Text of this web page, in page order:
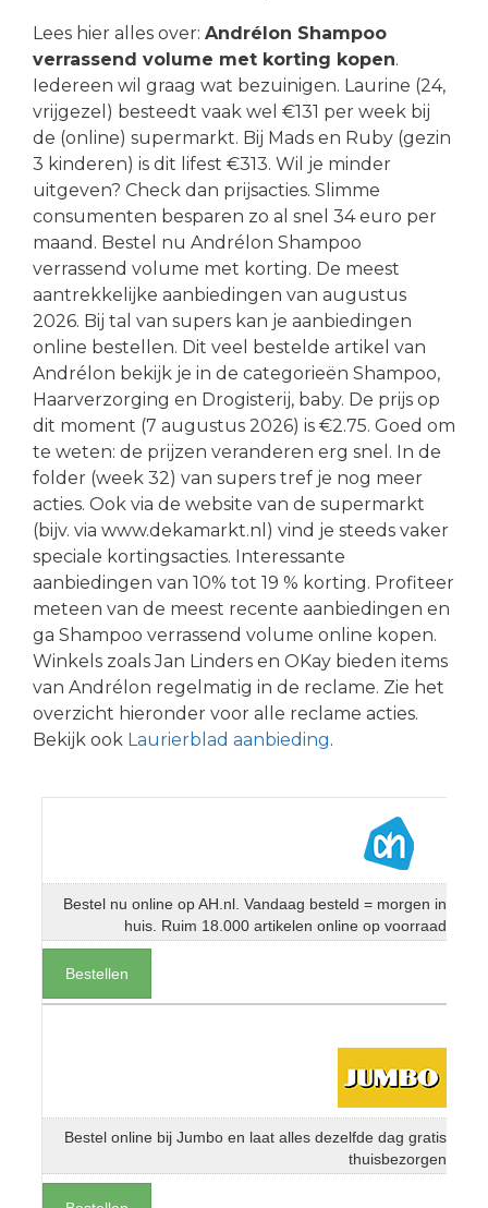
Lees hier alles over: Andrélon Shampoo
verrassend volume met korting kopen.
Iedereen wil graag wat bezuinigen. Laurine (24,
vrijgezel) besteedt vaak wel €131 per week bij
de (online) supermarkt. Bij Mads en Ruby (gezin
3 kinderen) is dit lifest €313. Wil je minder
uitgeven? Check dan prijsacties. Slimme
consumenten besparen zo al snel 34 euro per
maand. Bestel nu Andrélon Shampoo
verrassend volume met korting. De meest
aantrekkelijke aanbiedingen van augustus
2026. Bij tal van supers kan je aanbiedingen
online bestellen. Dit veel bestelde artikel van
Andrélon bekijk je in de categorieën Shampoo,
Haarverzorging en Drogisterij, baby. De prijs op
dit moment (7 augustus 2026) is €2.75. Goed om
te weten: de prijzen veranderen erg snel. In de
folder (week 32) van supers tref je nog meer
acties. Ook via de website van de supermarkt
(bijv. via www.dekamarkt.nl) vind je steeds vaker
speciale kortingsacties. Interessante
aanbiedingen van 10% tot 19 % korting. Profiteer
meteen van de meest recente aanbiedingen en
ga Shampoo verrassend volume online kopen.
Winkels zoals Jan Linders en OKay bieden items
van Andrélon regelmatig in de reclame. Zie het
overzicht hieronder voor alle reclame acties.
Bekijk ook Laurierblad aanbieding.
Bestel nu online op AH.nl. Vandaag besteld = morgen in
huis. Ruim 18.000 artikelen online op voorraad
Bestellen
Bestel online bij Jumbo en laat alles dezelfde dag gratis
thuisbezorgen